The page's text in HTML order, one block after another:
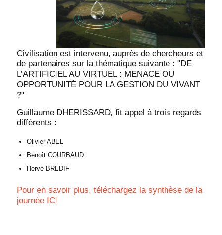
Civilisation est intervenu, auprès de chercheurs et
de partenaires sur la thématique suivante : "DE
L’ARTIFICIEL AU VIRTUEL : MENACE OU
OPPORTUNITÉ POUR LA GESTION DU VIVANT
?"
Guillaume DHERISSARD, fit appel à trois regards
différents :
Olivier ABEL
Benoît COURBAUD
Hervé BREDIF
Pour en savoir plus, téléchargez la synthèse de la
journée ICI